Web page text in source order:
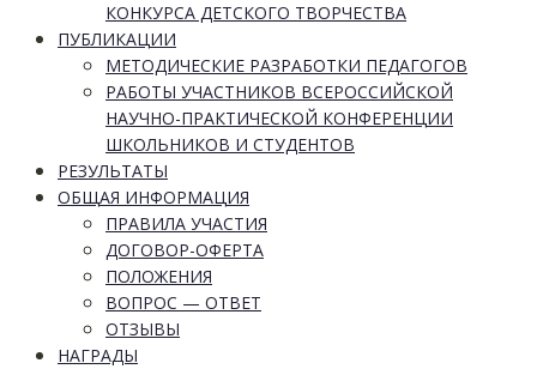
КОНКУРСА ДЕТСКОГО ТВОРЧЕСТВА
ПУБЛИКАЦИИ
МЕТОДИЧЕСКИЕ РАЗРАБОТКИ ПЕДАГОГОВ
РАБОТЫ УЧАСТНИКОВ ВСЕРОССИЙСКОЙ
НАУЧНО-ПРАКТИЧЕСКОЙ КОНФЕРЕНЦИИ
ШКОЛЬНИКОВ И СТУДЕНТОВ
РЕЗУЛЬТАТЫ
ОБЩАЯ ИНФОРМАЦИЯ
ПРАВИЛА УЧАСТИЯ
ДОГОВОР-ОФЕРТА
ПОЛОЖЕНИЯ
ВОПРОС — ОТВЕТ
ОТЗЫВЫ
НАГРАДЫ